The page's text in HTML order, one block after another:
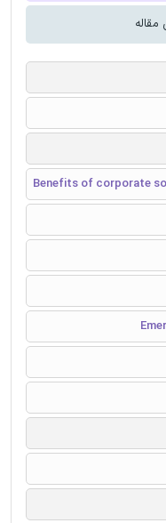
Benefits of corporate